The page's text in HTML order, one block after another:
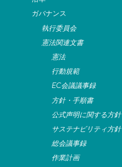
ガバナンス
執行委員会
憲法関連文書
憲法
行動規範
EC会議議事録
方針・手順書
公式声明に関する方針
サステナビリティ方針
総会議事録
作業計画